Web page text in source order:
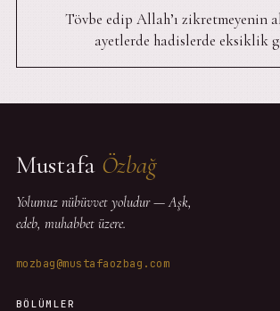
Tövbe edip Allah’ı zikretmeyenin
ayetlerde hadislerde eksiklik
Mustafa Özbağ
Yolumuz nübüvvet yoludur — Aşk,
edeb, muhabbet üzere.
mozbag@mustafaozbag.com
BÖLÜMLER